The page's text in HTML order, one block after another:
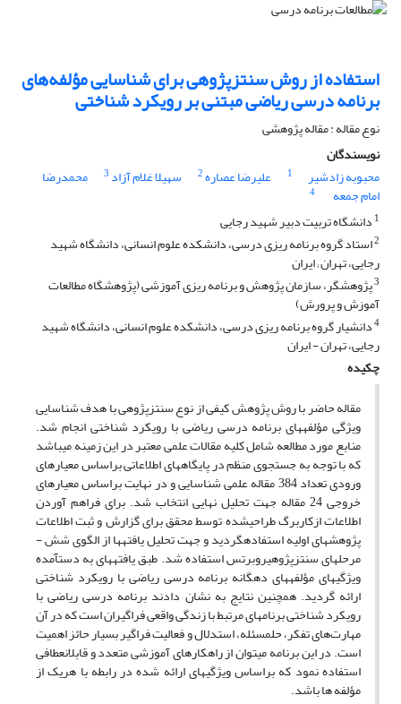
استفاده از روش سنتزپژوهی برای شناسایی مؤلفه‌های
برنامه درسی ریاضی مبتنی بر رویکرد شناختی
نوع مقاله : مقاله پژوهشی
نویسندگان
محبوبه زادشیر
1 علیرضا عصاره2 سهیلا غلام آزاد 3 محمدرضا
امام جمعه
4
1 دانشگاه تربیت دبیر شهید رجایی
2استاد گروه برنامه ریزی درسی، دانشکده علوم انسانی، دانشگاه شهید
رجایی، تهران ; ایران
3پژوهشگر، سازمان پژوهش و برنامه ریزی آموزشی (پژوهشگاه مطالعات
آموزش و پرورش)
4دانشیار گروه برنامه ریزی درسی، دانشکده علوم انسانی، دانشگاه شهید
رجایی، تهران - ایران
چکیده
مقاله حاضر با روش پژوهش ­کیفی از نوع سنتزپژوهی با هدف شناسایی
ویژگی مؤلفه­های برنامه درسی ریاضی با رویکرد شناختی انجام شد.
منابع مورد مطالعه شامل کلیه مقالات علمی معتبر در این زمینه می­باشد
که با توجه به جستجوی منظم در پایگاه­های اطلاعاتی براساس معیارهای
ورودی تعداد 384 مقاله علمی شناسایی و در نهایت براساس معیارهای
خروجی 24 مقاله جهت تحلیل نهایی انتخاب شد. برای فراهم آوردن
اطلاعات ازکاربرگ طراحی­شده توسط محقق برای گزارش و ثبت اطلاعات
پژوهش­های اولیه استفاده­گردید و جهت تحلیل ­یافته­ها از الگوی شش ­
مرحله­ای سنتزپژوهی­روبرتس استفاده ­شد. طبق یافته­های به دست­آمده
ویژگی­های مؤلفه­های دهگانه برنامه درسی ریاضی با رویکرد شناختی
ارائه گردید. همچنین نتایج به نشان دادند برنامه درسی ریاضی با
رویکرد شناختی برنامه­ای مرتبط با زندگی واقعی فراگیران است که در آن
مهارت‌های تفکر، حل­مسئله، استدلال و فعالیت فراگیر بسیار حائز اهمیت
است. در این برنامه می­توان از راهکار­های آموزشی متعدد و قابل­انعطافی
استفاده نمود که براساس ویژگی­های ارائه شده در رابطه با هریک از
مؤلفه ­ها باشد.